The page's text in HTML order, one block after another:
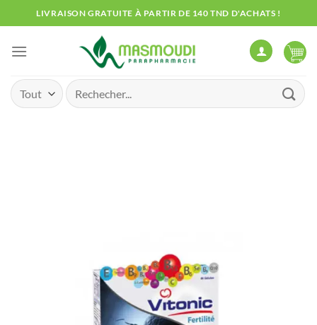
au
contenu
LIVRAISON GRATUITE À PARTIR DE 140 TND D'ACHATS !
Recherche
pour :